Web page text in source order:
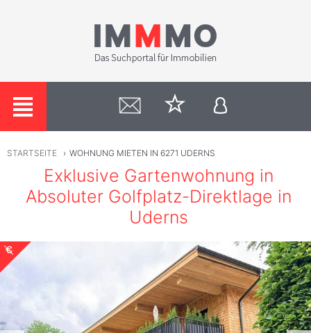
STARTSEITE › WOHNUNG MIETEN IN 6271 UDERNS
Exklusive Gartenwohnung in
Absoluter Golfplatz-Direktlage in
Uderns